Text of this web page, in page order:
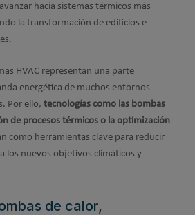
hacia sistemas térmicos más
la transformación de edificios e
HVAC representan una parte
energética de muchos entornos
Por ello, tecnologías como las bombas
de procesos térmicos o la optimización
como herramientas clave para reducir
los nuevos objetivos climáticos y
de calor,